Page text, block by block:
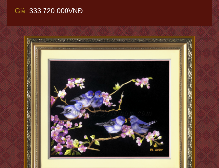
Giá: 333.720.000VNĐ